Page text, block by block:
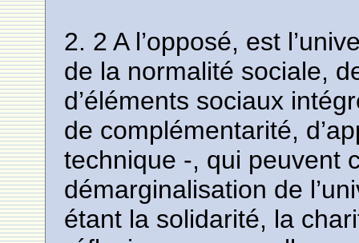
2. 2 A l’opposé, est
de la normalité sociale,
d’éléments sociaux
de complémentarité,
technique -, qui peuvent
démarginalisation de
étant la solidarité, la